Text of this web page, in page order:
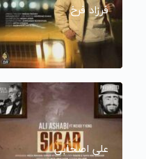
فرزاد فرخ
علی اصحابی